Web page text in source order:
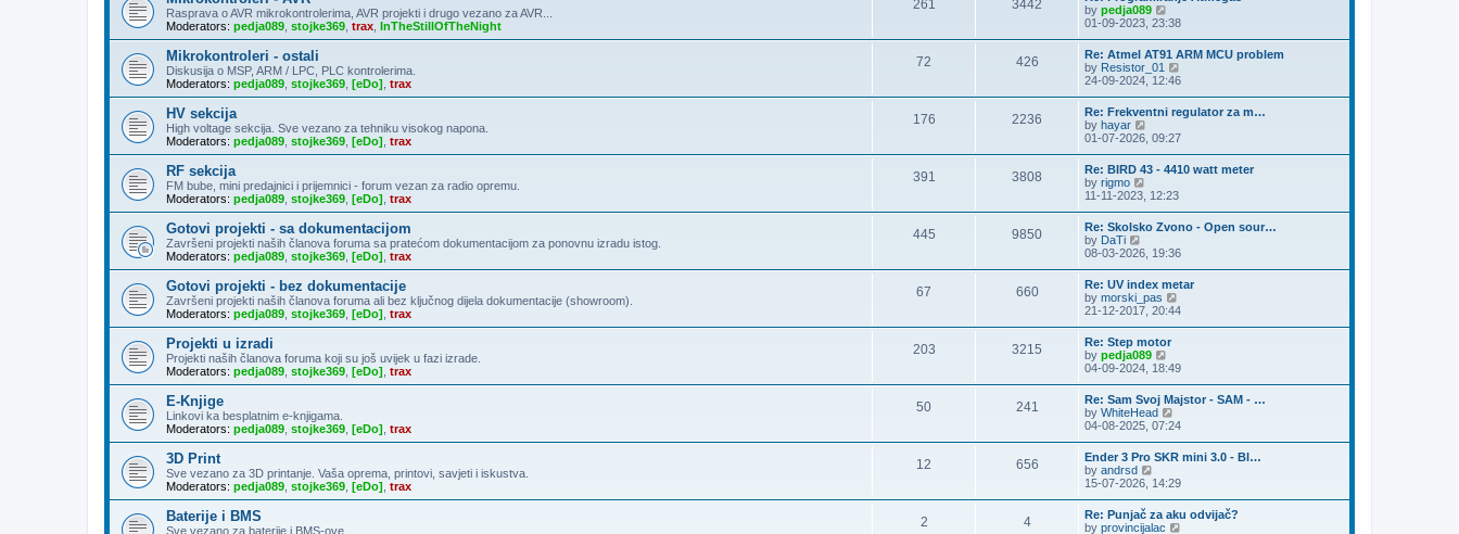
p
o
s
t
s
t
p
t
t
h
e
l
a
t
e
s
t
p
o
s
t
Rasprava o AVR mikrokontrolerima, AVR projekti i drugo vezano za AVR...
Moderators: pedja089 stojke369 trax InTheStillOfTheNight
261 3442
by pedja089
i
w
t
h
e
l
a
e
s
t
p
o
s
t
01-09-2023, 23:38
Mikrokontroleri - ostali
Diskusija o MSP, ARM / LPC, PLC kontrolerima.
Moderators: pedja089 stojke369 [eDo] trax
72 426
Re: Atmel AT91 ARM MCU problem
by Resistor_01
i
t
h
l
a
s
t
p
o
t
24-09-2024, 12:46
HV sekcija
High voltage sekcija. Sve vezano za tehniku visokog napona.
Moderators: pedja089 stojke369 [eDo] trax
176 2236
Re: Frekventni regulator za m…
by hayar
w
t
h
e
l
a
e
s
t
p
o
s
t
01-07-2026, 09:27
RF sekcija
FM bube, mini predajnici i prijemnici - forum vezan za radio opremu.
Moderators: pedja089 stojke369 [eDo] trax
391 3808
Re: BIRD 43 - 4410 watt meter
by rigmo
t
e
l
a
t
e
s
t
p
o
s
t
11-11-2023, 12:23
Gotovi projekti - sa dokumentacijom
Završeni projekti naših članova foruma sa pratećom dokumentacijom za ponovnu izradu istog.
Moderators: pedja089 stojke369 [eDo] trax
445 9850
Re: Skolsko Zvono - Open sour…
by DaTi
i
w
t
h
e
l
a
t
e
s
t
p
o
s
t
08-03-2026, 19:36
Gotovi projekti - bez dokumentacije
Završeni projekti naših članova foruma ali bez ključnog dijela dokumentacije (showroom).
Moderators: pedja089 stojke369 [eDo] trax
67 660
Re: UV index metar
by morski_pas
i
h
e
l
a
e
s
t
p
o
s
t
21-12-2017, 20:44
Projekti u izradi
Projekti naših članova foruma koji su još uvijek u fazi izrade.
Moderators: pedja089 stojke369 [eDo] trax
203 3215
Re: Step motor
by pedja089
i
w
t
h
e
l
a
e
s
t
p
04-09-2024, 18:49
E-Knjige
Linkovi ka besplatnim e-knjigama.
Moderators: pedja089 stojke369 [eDo] trax
50 241
Re: Sam Svoj Majstor - SAM - …
by WhiteHead
i
w
t
h
e
l
a
t
04-08-2025, 07:24
3D Print
Sve vezano za 3D printanje. Vaša oprema, printovi, savjeti i iskustva.
Moderators: pedja089 stojke369 [eDo] trax
12 656
Ender 3 Pro SKR mini 3.0 - Bl…
by andrsd
i
t
15-07-2026, 14:29
Baterije i BMS
Sve vezano za baterije i BMS-ove.
2 4
Re: Punjač za aku odvijač?
by provincijalac